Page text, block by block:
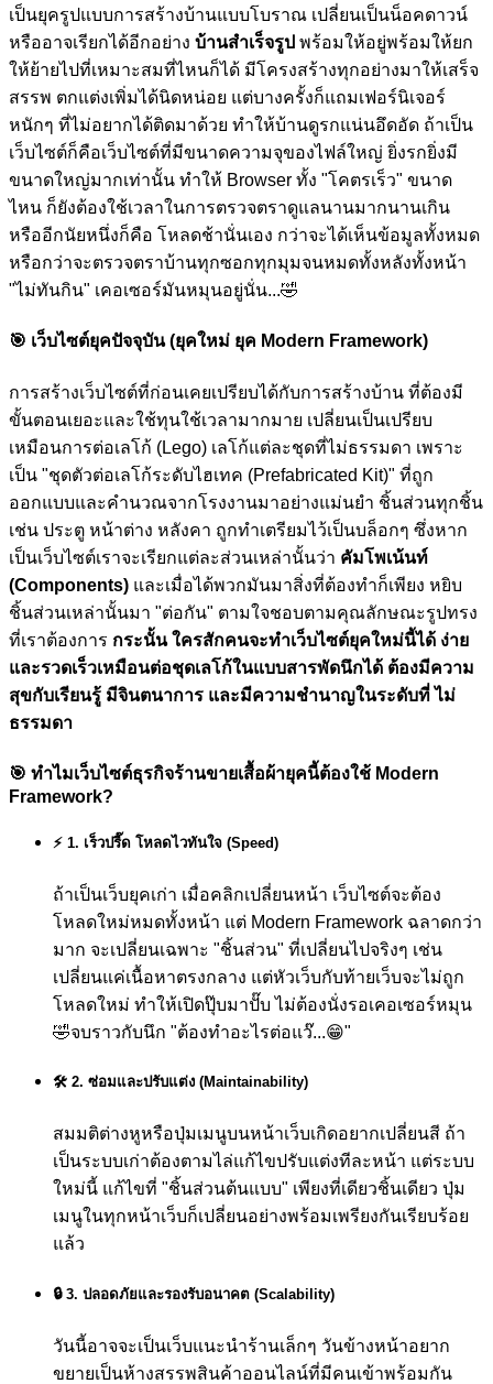
เป็นยุครูปแบบการสร้างบ้านแบบโบราณ เปลี่ยนเป็นน็อคดาวน์
หรืออาจเรียกได้อีกอย่าง บ้านสำเร็จรูป พร้อมให้อยู่พร้อมให้ยก
ให้ย้ายไปที่เหมาะสมที่ไหนก็ได้ มีโครงสร้างทุกอย่างมาให้เสร็จ
สรรพ ตกแต่งเพิ่มได้นิดหน่อย แต่บางครั้งก็แถมเฟอร์นิเจอร์
หนักๆ ที่ไม่อยากได้ติดมาด้วย ทำให้บ้านดูรกแน่นอึดอัด ถ้าเป็น
เว็บไซต์ก็คือเว็บไซต์ที่มีขนาดความจุของไฟล์ใหญ่ ยิ่งรกยิ่งมี
ขนาดใหญ่มากเท่านั้น ทำให้ Browser ทั้ง "โคตรเร็ว" ขนาด
ไหน ก็ยังต้องใช้เวลาในการตรวจตราดูแลนานมากนานเกิน
หรืออีกนัยหนึ่งก็คือ โหลดช้านั่นเอง กว่าจะได้เห็นข้อมูลทั้งหมด
หรือกว่าจะตรวจตราบ้านทุกซอกทุกมุมจนหมดทั้งหลังทั้งหน้า
"ไม่ทันกิน" เคอเซอร์มันหมุนอยู่นั่น...🤣
🎯 เว็บไซต์ยุคปัจจุบัน (ยุคใหม่ ยุค Modern Framework)
การสร้างเว็บไซต์ที่ก่อนเคยเปรียบได้กับการสร้างบ้าน ที่ต้องมี
ขั้นตอนเยอะและใช้ทุนใช้เวลามากมาย เปลี่ยนเป็นเปรียบ
เหมือนการต่อเลโก้ (Lego) เลโก้แต่ละชุดที่ไม่ธรรมดา เพราะ
เป็น "ชุดตัวต่อเลโก้ระดับไฮเทค (Prefabricated Kit)" ที่ถูก
ออกแบบและคำนวณจากโรงงานมาอย่างแม่นยำ ชิ้นส่วนทุกชิ้น
เช่น ประตู หน้าต่าง หลังคา ถูกทำเตรียมไว้เป็นบล็อกๆ ซึ่งหาก
เป็นเว็บไซต์เราจะเรียกแต่ละส่วนเหล่านั้นว่า คัมโพเน้นท์
(Components) และเมื่อได้พวกมันมาสิ่งที่ต้องทำก็เพียง หยิบ
ชิ้นส่วนเหล่านั้นมา "ต่อกัน" ตามใจชอบตามคุณลักษณะรูปทรง
ที่เราต้องการ กระนั้น ใครสักคนจะทำเว็บไซต์ยุคใหม่นี้ได้ ง่าย
และรวดเร็วเหมือนต่อชุดเลโก้ในแบบสารพัดนึกได้ ต้องมีความ
สุขกับเรียนรู้ มีจินตนาการ และมีความชำนาญในระดับที่ ไม่
ธรรมดา
🎯 ทำไมเว็บไซต์ธุรกิจร้านขายเสื้อผ้ายุคนี้ต้องใช้ Modern
Framework?
⚡ 1. เร็วปรี๊ด โหลดไวทันใจ (Speed)
ถ้าเป็นเว็บยุคเก่า เมื่อคลิกเปลี่ยนหน้า เว็บไซต์จะต้อง
โหลดใหม่หมดทั้งหน้า แต่ Modern Framework ฉลาดกว่า
มาก จะเปลี่ยนเฉพาะ "ชิ้นส่วน" ที่เปลี่ยนไปจริงๆ เช่น
เปลี่ยนแค่เนื้อหาตรงกลาง แต่หัวเว็บกับท้ายเว็บจะไม่ถูก
โหลดใหม่ ทำให้เปิดปุ๊บมาปั๊บ ไม่ต้องนั่งรอเคอเซอร์หมุน
🤣จบราวกับนึก "ต้องทำอะไรต่อแว๊...😁"
🛠️ 2. ซ่อมและปรับแต่ง (Maintainability)
สมมติต่างหูหรือปุ่มเมนูบนหน้าเว็บเกิดอยากเปลี่ยนสี ถ้า
เป็นระบบเก่าต้องตามไล่แก้ไขปรับแต่งทีละหน้า แต่ระบบ
ใหม่นี้ แก้ไขที่ "ชิ้นส่วนต้นแบบ" เพียงที่เดียวชิ้นเดียว ปุ่ม
เมนูในทุกหน้าเว็บก็เปลี่ยนอย่างพร้อมเพรียงกันเรียบร้อย
แล้ว
🔒 3. ปลอดภัยและรองรับอนาคต (Scalability)
วันนี้อาจจะเป็นเว็บแนะนำร้านเล็กๆ วันข้างหน้าอยาก
ขยายเป็นห้างสรรพสินค้าออนไลน์ที่มีคนเข้าพร้อมกัน